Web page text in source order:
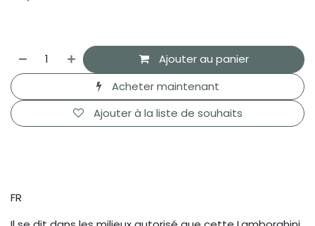
Ajouter au panier
Acheter maintenant
Ajouter à la liste de souhaits
FR